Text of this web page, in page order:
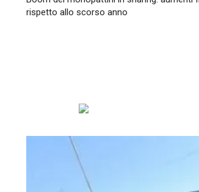
rispetto allo scorso anno